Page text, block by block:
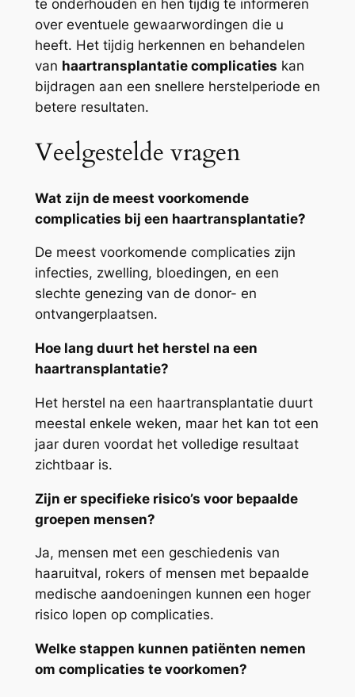
te onderhouden en hen tijdig te informeren
over eventuele gewaarwordingen die u
heeft. Het tijdig herkennen en behandelen
van haartransplantatie complicaties kan
bijdragen aan een snellere herstelperiode en
betere resultaten.
Veelgestelde vragen
Wat zijn de meest voorkomende
complicaties bij een haartransplantatie?
De meest voorkomende complicaties zijn
infecties, zwelling, bloedingen, en een
slechte genezing van de donor- en
ontvangerplaatsen.
Hoe lang duurt het herstel na een
haartransplantatie?
Het herstel na een haartransplantatie duurt
meestal enkele weken, maar het kan tot een
jaar duren voordat het volledige resultaat
zichtbaar is.
Zijn er specifieke risico’s voor bepaalde
groepen mensen?
Ja, mensen met een geschiedenis van
haaruitval, rokers of mensen met bepaalde
medische aandoeningen kunnen een hoger
risico lopen op complicaties.
Welke stappen kunnen patiënten nemen
om complicaties te voorkomen?